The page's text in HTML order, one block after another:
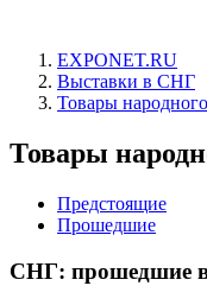
EXPONET.RU
Выставки в СНГ
Товары
Товары
Предстоящие
Прошедшие
СНГ: прошедшие